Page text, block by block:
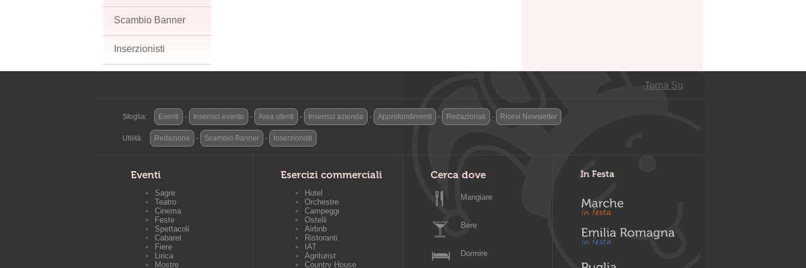
Scambio Banner
Inserzionisti
Torna Su
Sfoglia: Eventi - Inserisci evento - Area utenti - Inserisci azienda - Approfondimenti - Redazionali - Ricevi Newsletter
Utilità: Redazione - Scambio Banner - Inserzionisti
Eventi
Sagre
Teatro
Cinema
Feste
Spettacoli
Cabaret
Fiere
Lirica
Mostre
Esercizi commerciali
Hotel
Orchestre
Campeggi
Ostelli
Airbnb
Ristoranti
IAT
Agriturist
Country House
Cerca dove
Mangiare
Bere
Dormire
In Festa